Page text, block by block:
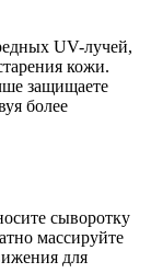
UV-лучей,
кожи.
защищаете
более
сыворотку
массируйте
для